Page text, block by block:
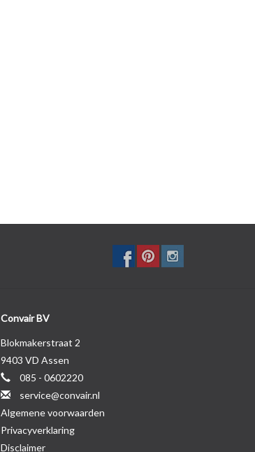
Convair BV
Blokmakerstraat 2
9403 VD Assen
085 - 0602220
service@convair.nl
Algemene voorwaarden
Privacyverklaring
Disclaimer